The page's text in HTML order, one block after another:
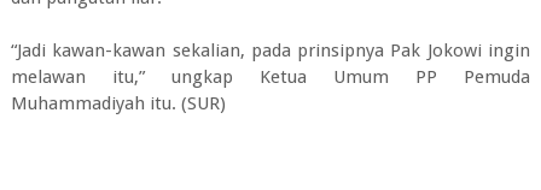
“Jadi kawan-kawan sekalian, pada prinsipnya Pak Jokowi ingin
melawan itu,” ungkap Ketua Umum PP Pemuda
Muhammadiyah itu. (SUR)